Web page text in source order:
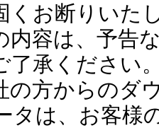
くお断りいた
内容は、予告
了承ください
の方からのダ
タは、お客様